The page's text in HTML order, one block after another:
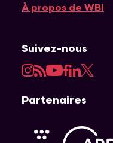
À propos de WBI
Suivez-nous
Instagram
RSSYouTube
Facebook
LinkedIn
Twitter
Partenaires
AWEX